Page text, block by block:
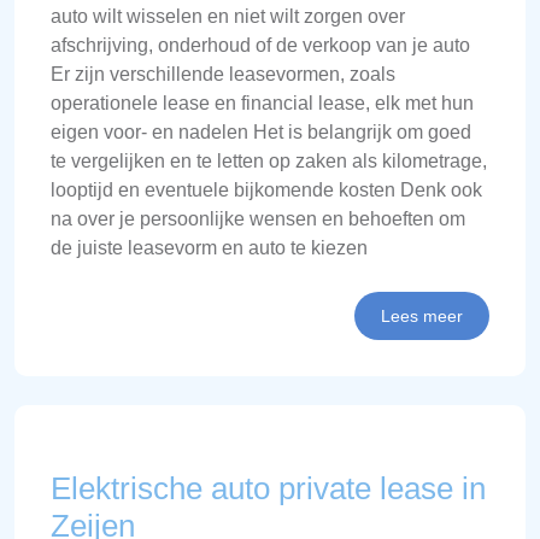
auto wilt wisselen en niet wilt zorgen over
afschrijving, onderhoud of de verkoop van je auto
Er zijn verschillende leasevormen, zoals
operationele lease en financial lease, elk met hun
eigen voor- en nadelen Het is belangrijk om goed
te vergelijken en te letten op zaken als kilometrage,
looptijd en eventuele bijkomende kosten Denk ook
na over je persoonlijke wensen en behoeften om
de juiste leasevorm en auto te kiezen
Lees meer
Elektrische auto private lease in
Zeijen